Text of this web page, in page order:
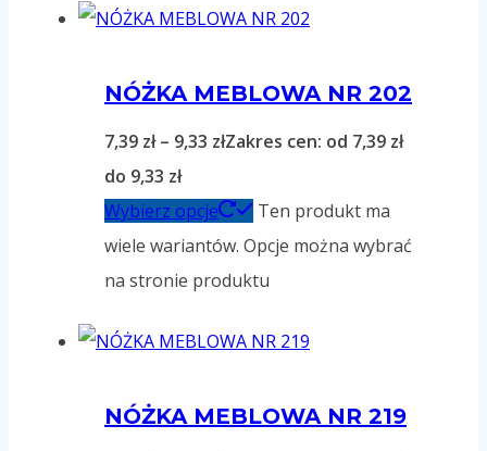
NÓŻKA MEBLOWA NR 202
7,39 zł – 9,33 złZakres cen: od 7,39 zł
do 9,33 zł
Wybierz opcje
Ten produkt ma
wiele wariantów. Opcje można wybrać
na stronie produktu
NÓŻKA MEBLOWA NR 219